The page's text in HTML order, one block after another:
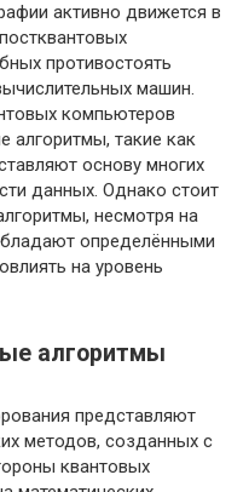
активно движется в
противостоять
машин.
компьютеров
алгоритмы, такие как
основу многих
данных. Однако стоит
несмотря на
определёнными
на уровень
алгоритмы
представляют
методов, созданных с
квантовых